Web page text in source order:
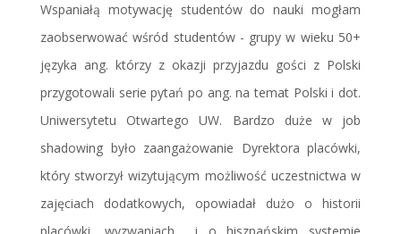
Wspaniałą motywację studentów do nauki mogłam
zaobserwować wśród studentów - grupy w wieku 50+
języka ang. którzy z okazji przyjazdu gości z Polski
przygotowali serie pytań po ang. na temat Polski i dot.
Uniwersytetu Otwartego UW. Bardzo duże w job
shadowing było zaangażowanie Dyrektora placówki,
który stworzył wizytującym możliwość uczestnictwa w
zajęciach dodatkowych, opowiadał dużo o historii